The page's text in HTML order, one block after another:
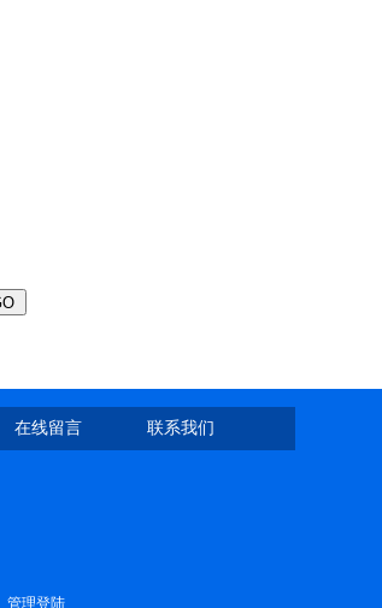
在线留言 联系我们
管理登陆